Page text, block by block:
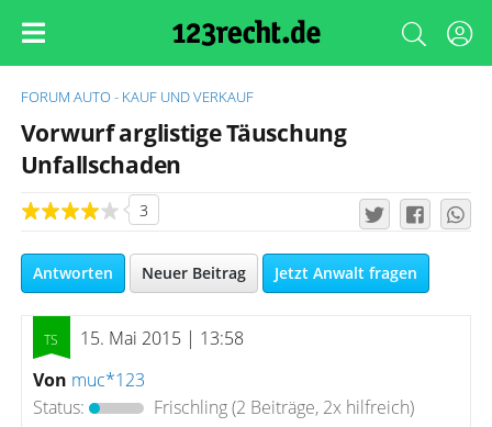
FORUM AUTO - KAUF UND VERKAUF
Vorwurf arglistige Täuschung
Unfallschaden
3
Antworten Neuer Beitrag Jetzt Anwalt fragen
15. Mai 2015 | 13:58
Von muc*123
Status:
Frischling(2 Beiträge, 2x hilfreich)